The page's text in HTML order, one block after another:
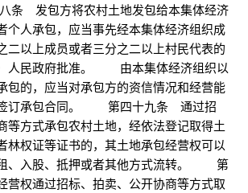
发包方将农村土地发包给本集体经济
个人承包，应当事先经本集体经济组织成
二以上成员或者三分之二以上村民代表的
人民政府批准。 由本集体经济组织以
包的，应当对承包方的资信情况和经营能
签订承包合同。 第四十九条 通过招
等方式承包农村土地，经依法登记取得土
林权证等证书的，其土地承包经营权可以
、入股、抵押或者其他方式流转。 第
权通过招标、拍卖、公开协商等方式取